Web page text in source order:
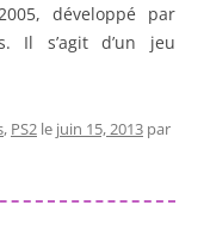
développé par
Il s’agit d’un jeu
, PS2 le juin 15, 2013 par